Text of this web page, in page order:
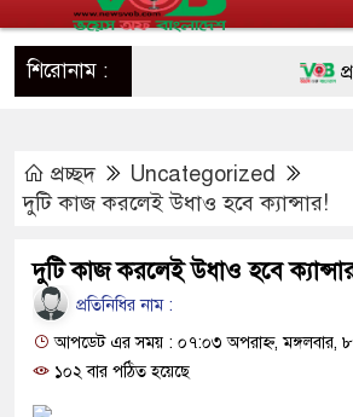
শিরোনাম :
রিকশা
দাঁড়াবে :
প্রচ্ছদ
Uncategorized
দুটি কাজ করলেই উধাও হবে ক্যান্সার!
দুটি কাজ করলেই উধাও হবে
প্রতিনিধির নাম :
আপডেট এর সময় : ০৭:০৩ অপরাহ্ন, মঙ্গলবার, ৮
১০২ বার পঠিত হয়েছে